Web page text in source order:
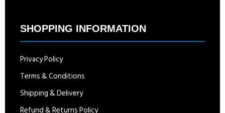
SHOPPING INFORMATION
Privacy Policy
Terms & Conditions
Shipping & Delivery
Refund & Returns Policy